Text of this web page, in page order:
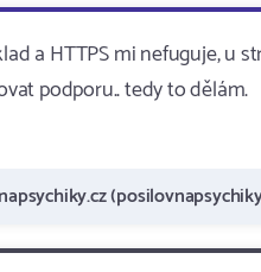
a HTTPS mi nefuguje, u
podporu.. tedy to dělám.